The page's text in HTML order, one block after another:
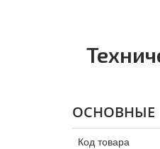
ОСНОВНЫЕ
Код товара